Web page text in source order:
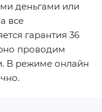
деньгами или
все
гарантия 36
проводим
В режиме онлайн